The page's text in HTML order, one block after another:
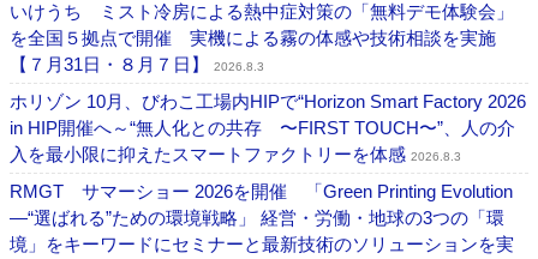
いけうち ミスト冷房による熱中症対策の「無料デモ体験会」
を全国５拠点で開催 実機による霧の体感や技術相談を実施
【７月31日・８月７日】
2026.8.3
ホリゾン 10月、びわこ工場内HIPで“Horizon Smart Factory 2026
in HIP開催へ～“無人化との共存 〜FIRST TOUCH〜”、人の介
入を最小限に抑えたスマートファクトリーを体感 2026.8.3
RMGT サマーショー 2026を開催 「Green Printing Evolution
―“選ばれる”ための環境戦略」 経営・労働・地球の3つの「環
境」をキーワードにセミナーと最新技術のソリューションを実